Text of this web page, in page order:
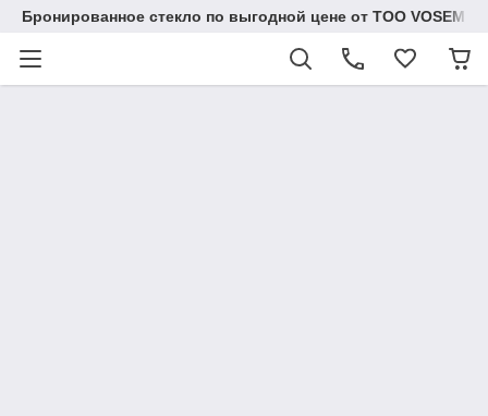
Бронированное стекло по выгодной цене от ТОО VOSEM